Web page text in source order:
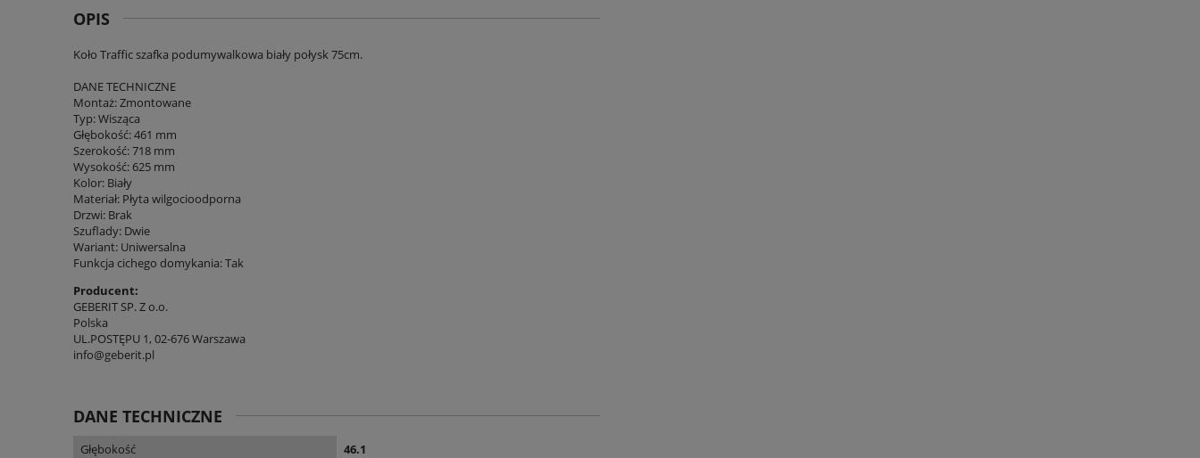
OPIS
Koło Traffic szafka podumywalkowa biały połysk 75cm.
DANE TECHNICZNE
Montaż: Zmontowane
Typ: Wisząca
Głębokość: 461 mm
Szerokość: 718 mm
Wysokość: 625 mm
Kolor: Biały
Materiał: Płyta wilgocioodporna
Drzwi: Brak
Szuflady: Dwie
Wariant: Uniwersalna
Funkcja cichego domykania: Tak
Producent:
GEBERIT SP. Z o.o.
Polska
UL.POSTĘPU 1, 02-676 Warszawa
info@geberit.pl
DANE TECHNICZNE
Głębokość
46.1